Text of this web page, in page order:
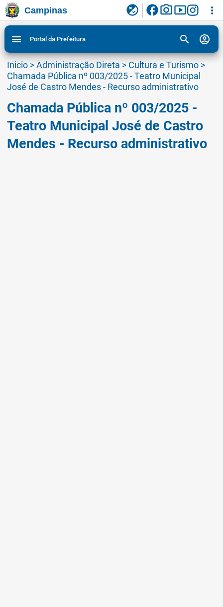
Ir para conteudo
Ir para menu do site da Prefeitura de Campinas
Ligar/Desligar contraste visual de tela para
acessibilidade
3
Campinas flaky facebookphoto_camerasmart_display more_vert
menu Portal da Prefeitura search account_circle
Inicio>Administração Direta > Cultura e Turismo >
Chamada Pública nº 003/2025 - Teatro Municipal
José de Castro Mendes - Recurso administrativo
Chamada Pública nº 003/2025 -
Teatro Municipal José de Castro
Mendes - Recurso administrativo